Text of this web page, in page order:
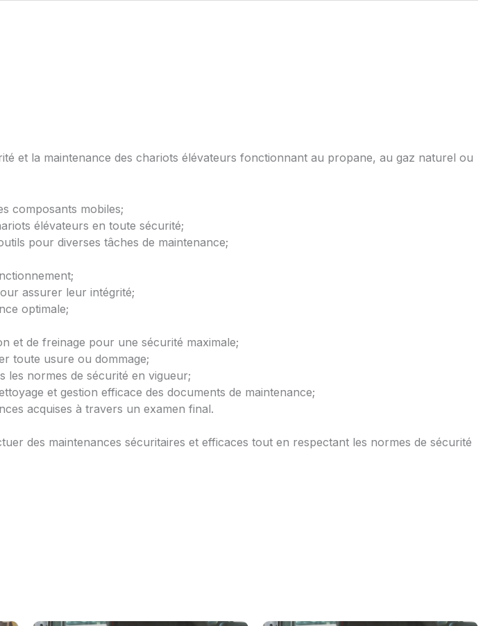
et la maintenance des chariots élévateurs fonctionnant au propane, au gaz naturel ou
composants mobiles;
élévateurs en toute sécurité;
pour diverses tâches de maintenance;
assurer leur intégrité;
optimale;
et de freinage pour une sécurité maximale;
toute usure ou dommage;
les normes de sécurité en vigueur;
et gestion efficace des documents de maintenance;
acquises à travers un examen final.
des maintenances sécuritaires et efficaces tout en respectant les normes de sécurité